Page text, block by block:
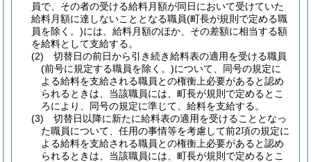
員で、その者の受ける給料月額が同日において受けていた
給料月額に達しないこととなる職員(町長が規則で定める職
員を除く。)には、給料月額のほか、その差額に相当する額
を給料として支給する。
(2)
切替日の前日から引き続き給料表の適用を受ける職員
(前号に規定する職員を除く。)について、同号の規定に
よる給料を支給される職員との権衡上必要があると認め
られるときは、当該職員には、町長が規則で定めるとこ
ろにより、同号の規定に準じて、給料を支給する。
(3)
切替日以降に新たに給料表の適用を受けることとなっ
た職員について、任用の事情等を考慮して前2項の規定に
よる給料を支給される職員との権衡上必要があると認め
られるときは、当該職員には、町長が規則で定めるとこ